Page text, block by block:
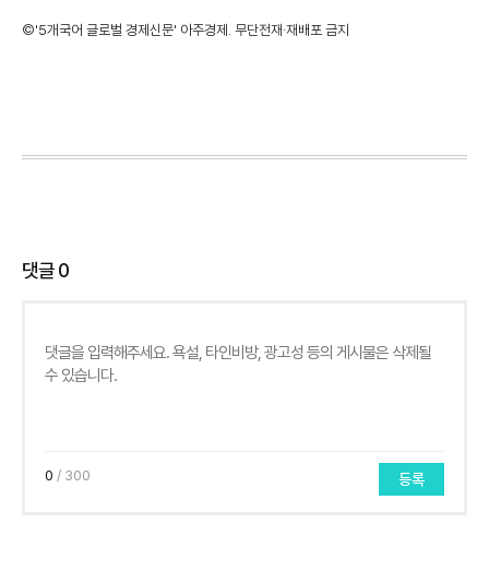
©'5개국어 글로벌 경제신문' 아주경제. 무단전재·재배포 금지
댓글0
0 / 300 등록